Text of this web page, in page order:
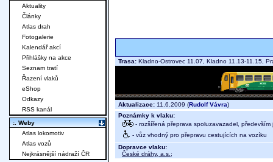
Trasa: Kladno-Ostrovec 11.07, Kladno 11.13-11.15,
Aktualizace: 11.6.2009 (Rudolf Vávra)
Poznámky k vlaku:
- rozšířená přeprava spoluzavazadel, především
- vůz vhodný pro přepravu cestujících na vozíku
Dopravce vlaku:
České dráhy, a.s. ;
Aktuality
Články
Atlas drah
Fotogalerie
Kalendář akcí
Přihlášky na akce
Seznam tratí
Řazení vlaků
eShop
Odkazy
RSS kanál
:. Weby
Atlas lokomotiv
Atlas vozů
Nejkrásnější nádraží ČR